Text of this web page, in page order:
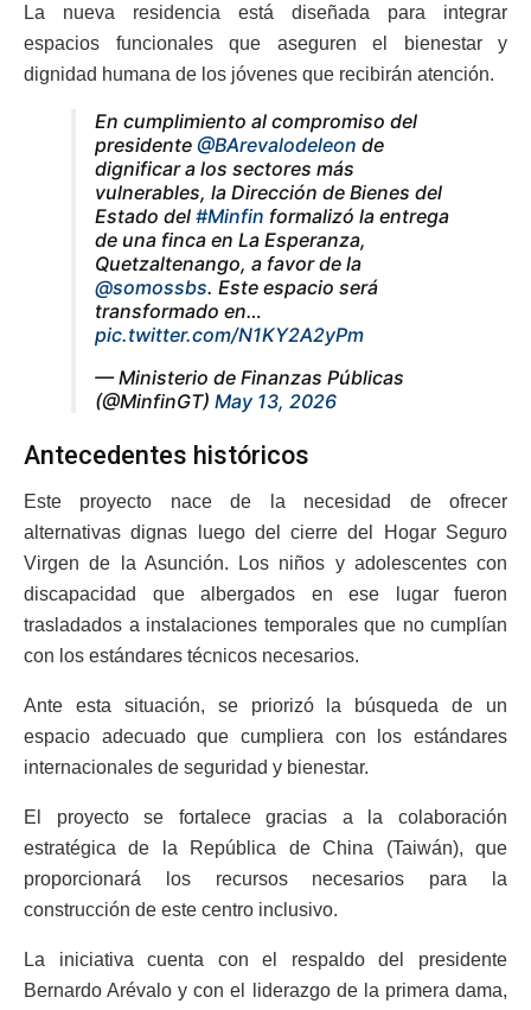
La nueva residencia está diseñada para integrar
espacios funcionales que aseguren el bienestar y
dignidad humana de los jóvenes que recibirán atención.
En cumplimiento al compromiso del
presidente @BArevalodeleon de
dignificar a los sectores más
vulnerables, la Dirección de Bienes del
Estado del #Minfin formalizó la entrega
de una finca en La Esperanza,
Quetzaltenango, a favor de la
@somossbs. Este espacio será
transformado en…
pic.twitter.com/N1KY2A2yPm
— Ministerio de Finanzas Públicas
(@MinfinGT) May 13, 2026
Antecedentes históricos
Este proyecto nace de la necesidad de ofrecer
alternativas dignas luego del cierre del Hogar Seguro
Virgen de la Asunción. Los niños y adolescentes con
discapacidad que albergados en ese lugar fueron
trasladados a instalaciones temporales que no cumplían
con los estándares técnicos necesarios.
Ante esta situación, se priorizó la búsqueda de un
espacio adecuado que cumpliera con los estándares
internacionales de seguridad y bienestar.
El proyecto se fortalece gracias a la colaboración
estratégica de la República de China (Taiwán), que
proporcionará los recursos necesarios para la
construcción de este centro inclusivo.
La iniciativa cuenta con el respaldo del presidente
Bernardo Arévalo y con el liderazgo de la primera dama,